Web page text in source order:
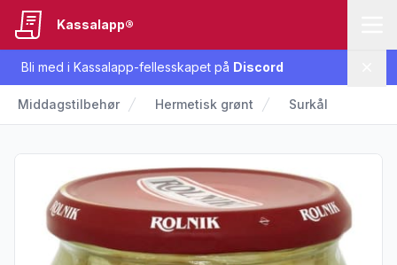
Bli med i Kassalapp-fellesskapet på Discord
Kassalapp®
Middagstilbehør Hermetisk grønt Surkål